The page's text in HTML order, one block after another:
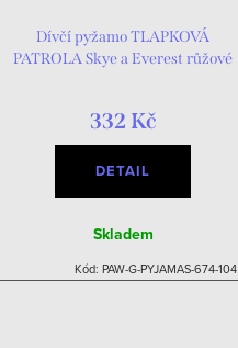
Dívčí pyžamo TLAPKOVÁ
PATROLA Skye a Everest růžové
332 Kč
DETAIL
Skladem
Kód: PAW-G-PYJAMAS-674-104